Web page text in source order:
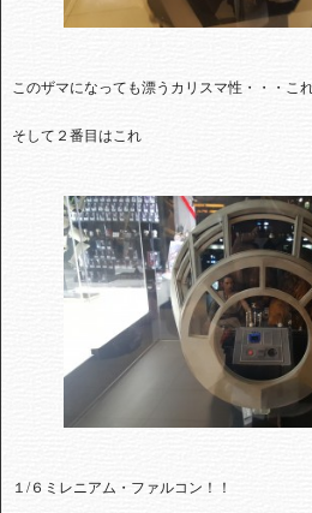
このザマになっても漂うカリスマ性・・・こ
そして２番目はこれ
１/６ミレニアム・ファルコン！！